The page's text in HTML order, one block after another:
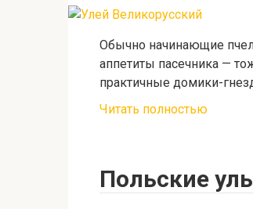
Обычно начинающие
аппетиты пасечника —
практичные домики-
Читать полностью
Польские